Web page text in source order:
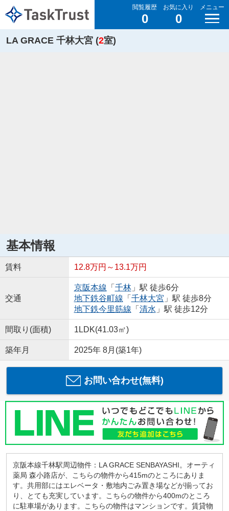
閲覧履歴
0
お気に入り
0
メニュー
LA GRACE 千林大宮 (2室)
基本情報
賃料 12.8万円～13.1万円
交通
京阪本線 「 千林」駅 徒歩6分
地下鉄谷町線 「 千林大宮 」駅 徒歩8分
地下鉄今里筋線 「 清水 」駅 徒歩12分
間取り(面積) 1LDK(41.03㎡)
築年月 2025年 8月(築1年)
お問い合わせ(無料)
京阪本線千林駅周辺物件：LA GRACE SENBAYASHI。オーティ
薬局 森小路店が、こちらの物件から415mのところにありま
す。共用部にはエレベータ・敷地内ごみ置き場などが揃ってお
り、とても充実しています。こちらの物件から400mのところ
に駐車場があります。こちらの物件はマンションです。賃貸物